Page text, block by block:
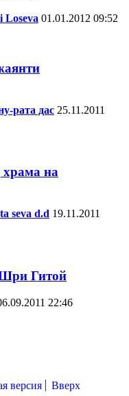
Loseva 01.01.2012 09:52
рата дас 25.11.2011
храма на
seva d.d 19.11.2011
Гитой
22:46
версия Вверх